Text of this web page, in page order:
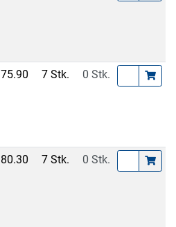
75.90 7 Stk. 0 Stk.
80.30 7 Stk. 0 Stk.